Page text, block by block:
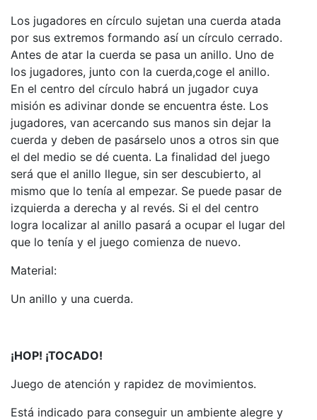
Los jugadores en círculo sujetan una cuerda atada
por sus extremos formando así un círculo cerrado.
Antes de atar la cuerda se pasa un anillo. Uno de
los jugadores, junto con la cuerda,coge el anillo.
En el centro del círculo habrá un jugador cuya
misión es adivinar donde se encuentra éste. Los
jugadores, van acercando sus manos sin dejar la
cuerda y deben de pasárselo unos a otros sin que
el del medio se dé cuenta. La finalidad del juego
será que el anillo llegue, sin ser descubierto, al
mismo que lo tenía al empezar. Se puede pasar de
izquierda a derecha y al revés. Si el del centro
logra localizar al anillo pasará a ocupar el lugar del
que lo tenía y el juego comienza de nuevo.
Material:
Un anillo y una cuerda.
¡HOP! ¡TOCADO!
Juego de atención y rapidez de movimientos.
Está indicado para conseguir un ambiente alegre y